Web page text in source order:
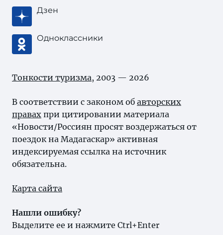
Дзен
Одноклассники
Тонкости туризма, 2003 — 2026
В соответствии с законом об авторских
правах при цитировании материала
«Новости/Россиян просят воздержаться от
поездок на Мадагаскар» активная
индексируемая ссылка на источник
обязательна.
Карта сайта
Нашли ошибку?
Выделите ее и нажмите Ctrl+Enter